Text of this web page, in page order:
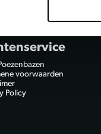
voorwaarden
Policy